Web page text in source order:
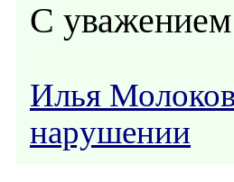
С
Илья
нарушении